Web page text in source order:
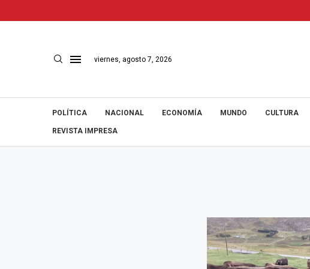
viernes, agosto 7, 2026
POLÍTICA NACIONAL ECONOMÍA MUNDO CULTURA
REVISTA IMPRESA